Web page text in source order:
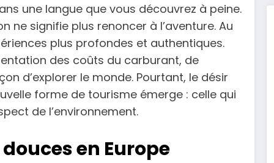
une langue que vous découvrez à peine.
ne signifie plus renoncer à l’aventure. Au
plus profondes et authentiques.
des coûts du carburant, de
d’explorer le monde. Pourtant, le désir
forme de tourisme émerge : celle qui
de l’environnement.
en Europe